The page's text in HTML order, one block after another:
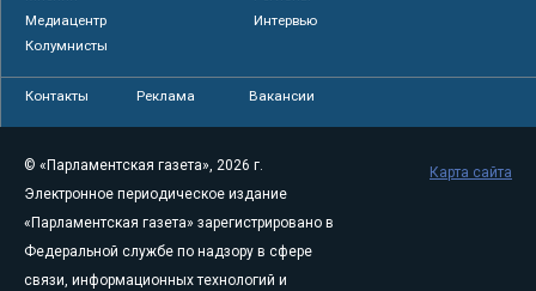
Медиацентр
Интервью
Колумнисты
Контакты Реклама Вакансии
© «Парламентская газета», 2026 г.
Электронное периодическое издание
«Парламентская газета» зарегистрировано в
Федеральной службе по надзору в сфере
связи, информационных технологий и
Карта сайта